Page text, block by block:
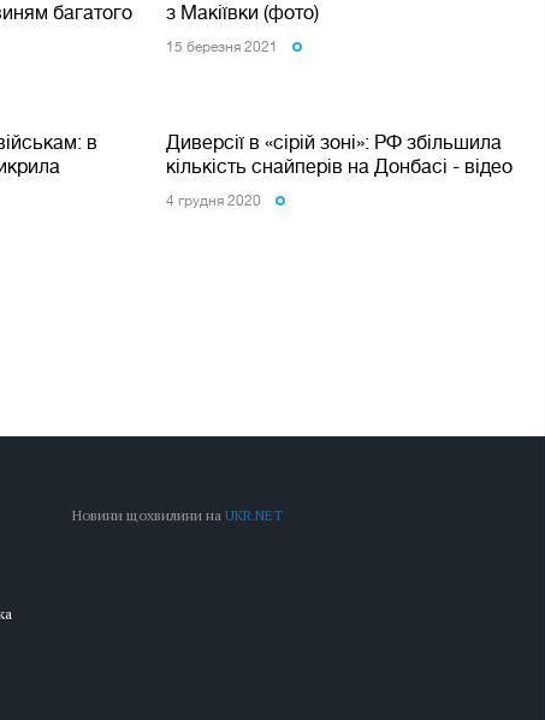
багатого
з Макіївки (фото)
15 березня 2021
в
Диверсії в «сірій зоні»: РФ збільшила
кількість снайперів на Донбасі - відео
4 грудня 2020
Новини щохвилини наUKR.NET